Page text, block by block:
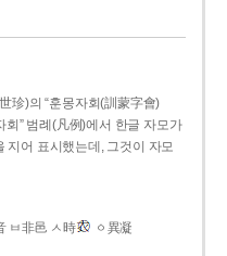
珍)의 “훈몽자회(訓蒙字會)
회” 범례(凡例)에서 한글 자모가
지어 표시했는데, 그것이 자모
ㅂ非邑 ㅅ時
ㆁ異凝